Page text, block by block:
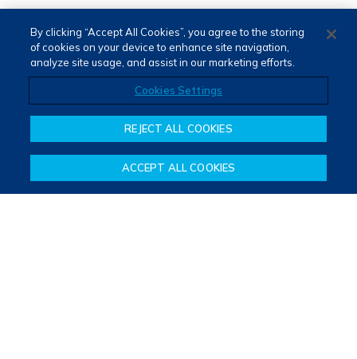
By clicking “Accept All Cookies”, you agree to the storing
of cookies on your device to enhance site navigation,
analyze site usage, and assist in our marketing efforts.
Cookies Settings
REJECT ALL COOKIES
ACCEPT ALL COOKIES